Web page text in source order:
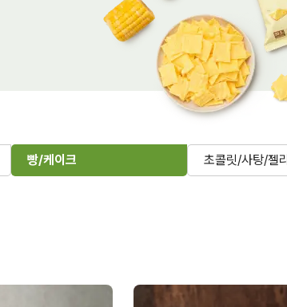
빵/케이크 초콜릿/사탕/젤리